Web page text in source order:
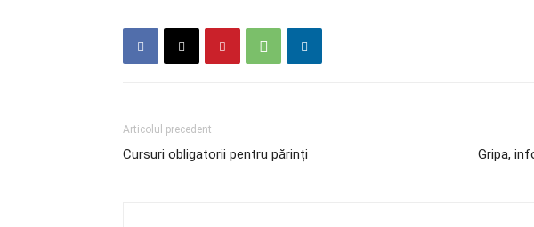
Articolul precedent
Cursuri obligatorii pentru părinți Gripa,